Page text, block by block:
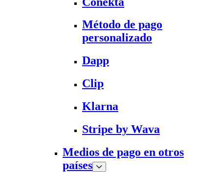
Método de pago
personalizado
Dapp
Clip
Klarna
Stripe by Wava
Medios de pago en otros
países